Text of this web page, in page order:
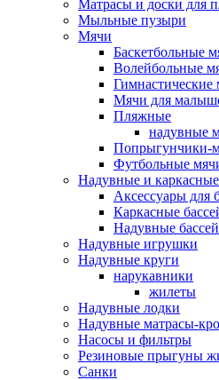
Матрасы и доски для
Мыльные пузыри
Мячи
Баскетбольные
Волейбольные
Гимнастические
Мячи для
Пляжные
надувные
Попрыгунчики-
Футбольные
Надувные и
Аксессуары для
Каркасные
Надувные
Надувные игрушки
Надувные круги
нарукавники
жилеты
Надувные лодки
Надувные матрасы-
Насосы и фильтры
Резиновые прыгуны
Санки